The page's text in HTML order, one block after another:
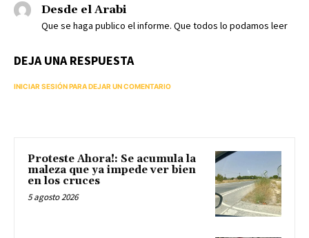
Desde el Arabi
Que se haga publico el informe. Que todos lo podamos leer
DEJA UNA RESPUESTA
INICIAR SESIÓN PARA DEJAR UN COMENTARIO
Proteste Ahora!: Se acumula la
maleza que ya impede ver bien
en los cruces
5 agosto 2026